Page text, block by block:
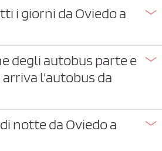
i giorni da Oviedo a
degli autobus parte e
l'autobus da
notte da Oviedo a